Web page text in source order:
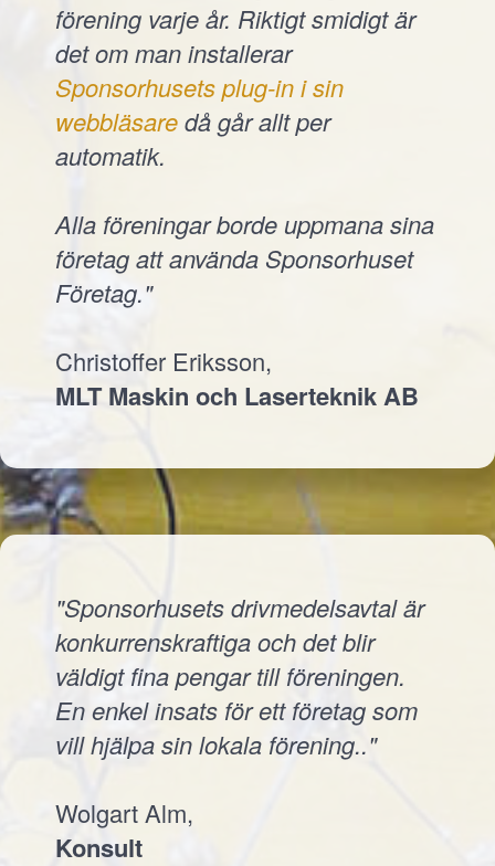
förening varje år. Riktigt smidigt är
det om man installerar
Sponsorhusets plug-in i sin
webbläsaredå går allt per
automatik.
Alla föreningar borde uppmana sina
företag att använda Sponsorhuset
Företag."
Christoffer Eriksson,
MLT Maskin och Laserteknik AB
"Sponsorhusets drivmedelsavtal är
konkurrenskraftiga och det blir
väldigt fina pengar till föreningen.
En enkel insats för ett företag som
vill hjälpa sin lokala förening.."
Wolgart Alm,
Konsult